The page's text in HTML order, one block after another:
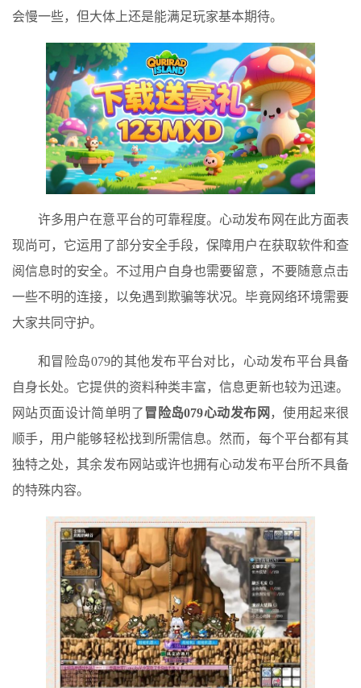
会慢一些，但大体上还是能满足玩家基本期待。
许多用户在意平台的可靠程度。心动发布网在此方面表
现尚可，它运用了部分安全手段，保障用户在获取软件和查
阅信息时的安全。不过用户自身也需要留意，不要随意点击
一些不明的连接，以免遇到欺骗等状况。毕竟网络环境需要
大家共同守护。
和冒险岛079的其他发布平台对比，心动发布平台具备
自身长处。它提供的资料种类丰富，信息更新也较为迅速。
网站页面设计简单明了 冒险岛079心动发布网 ，使用起来很
顺手，用户能够轻松找到所需信息。然而，每个平台都有其
独特之处，其余发布网站或许也拥有心动发布平台所不具备
的特殊内容。